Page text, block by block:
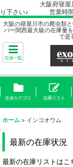
大阪府寝屋川市に
り下さい♪ 営業時間
大阪の寝屋川市の爬虫類
バー関西最大級の在庫量
で是
生体一覧
生体カテゴリ 在庫リスト
ホーム > インコオウム
最新の在庫状況
最新の在庫リストはこ